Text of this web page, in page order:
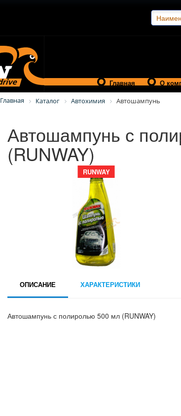
Главная О
Главная Каталог Автохимия Автошампунь
Автошампунь с
(RUNWAY)
RUNWAY
ОПИСАНИЕ ХАРАКТЕРИСТИКИ
Автошампунь с полиролью 500 мл (RUNWAY)